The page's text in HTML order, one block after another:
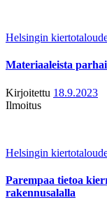
Helsingin
Materiaaleista
Kirjoitettu 18.9.2023
Ilmoitus
Helsingin
Parempaa tietoa
rakennusalalla